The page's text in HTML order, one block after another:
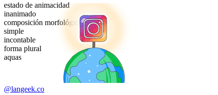
estado de animacidad
inanimado
composición morfológica
simple
incontable
forma plural
aquas
@langeek.co